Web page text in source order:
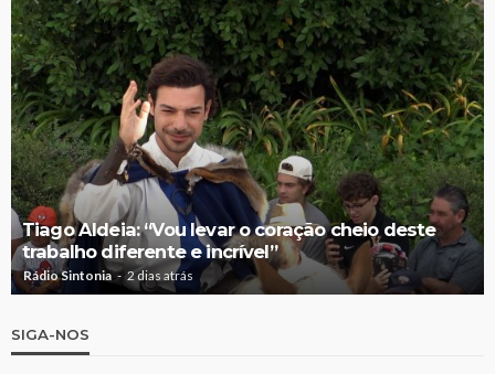
Tiago Aldeia: “Vou levar o coração cheio deste
trabalho diferente e incrível”
Rádio Sintonia 2 dias atrás
SIGA-NOS